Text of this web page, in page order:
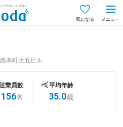
気になる
じめてdodaをご利用される方へ
本町大五ビル
業員数
156名
平均年齢
35.0歳